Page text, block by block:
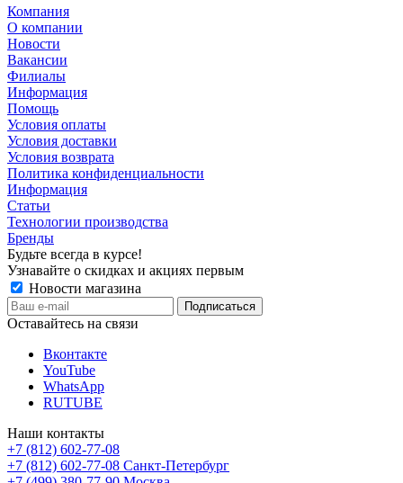
Компания
О компании
Новости
Вакансии
Филиалы
Информация
Помощь
Условия оплаты
Условия доставки
Условия возврата
Политика конфиденциальности
Информация
Статьи
Технологии производства
Бренды
Будьте всегда в курсе!
Узнавайте о скидках и акциях первым
Новости магазина
Оставайтесь на связи
Вконтакте
YouTube
WhatsApp
RUTUBE
Наши контакты
+7 (812) 602-77-08
+7 (812) 602-77-08 Санкт-Петербург